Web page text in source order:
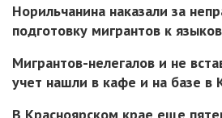
Норильчанина наказали за
подготовку мигрантов к
Мигрантов-нелегалов и не
учет нашли в кафе и на базе в
В Красноярском крае еще